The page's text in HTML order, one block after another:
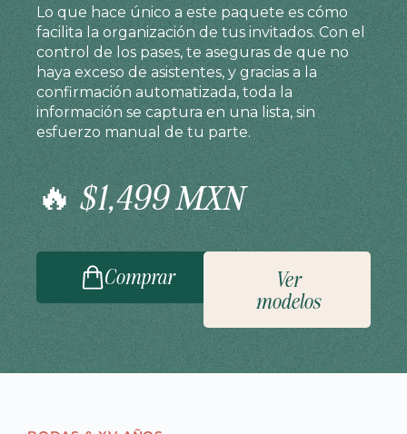
Lo que hace único a este paquete es cómo
facilita la organización de tus invitados. Con el
control de los pases, te aseguras de que no
haya exceso de asistentes, y gracias a la
confirmación automatizada, toda la
información se captura en una lista, sin
esfuerzo manual de tu parte.
🔥 $1,499 MXN
Comprar
Ver
modelos